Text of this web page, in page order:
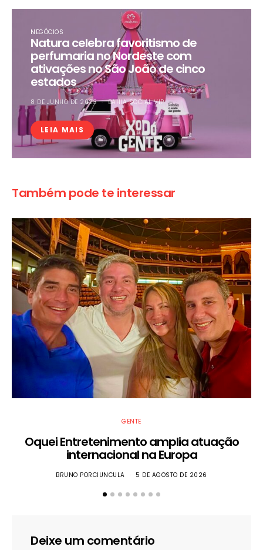
NEGÓCIOS
Natura celebra favoritismo de
perfumaria no Nordeste com
ativações no São João de cinco
estados
8 DE JUNHO DE 2023 BAHIA SOCIAL VIP
LEIA MAIS
Também pode te interessar
GENTE
Oquei Entretenimento amplia atuação
internacional na Europa
BRUNO PORCIUNCULA 5 DE AGOSTO DE 2026
Deixe um comentário